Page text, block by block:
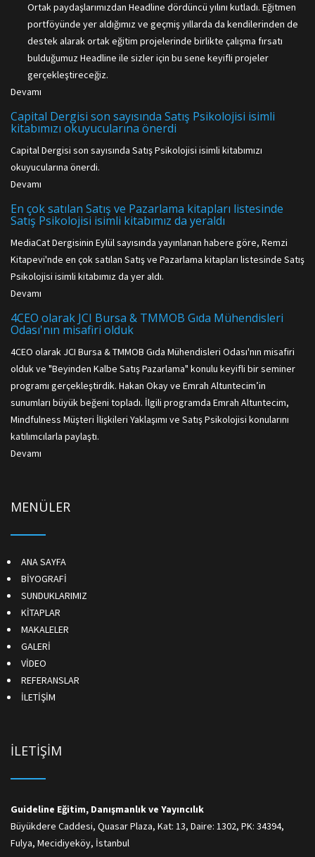
Ortak paydaşlarımızdan Headline dördüncü yılını kutladı. Eğitmen
portföyünde yer aldığımız ve geçmiş yıllarda da kendilerinden de
destek alarak ortak eğitim projelerinde birlikte çalışma fırsatı
bulduğumuz Headline ile sizler için bu sene keyifli projeler
gerçekleştireceğiz.
Devamı
Capital Dergisi son sayısında Satış Psikolojisi isimli
kitabımızı okuyucularına önerdi
Capital Dergisi son sayısında Satış Psikolojisi isimli kitabımızı
okuyucularına önerdi.
Devamı
En çok satılan Satış ve Pazarlama kitapları listesinde
Satış Psikolojisi isimli kitabımız da yeraldı
MediaCat Dergisinin Eylül sayısında yayınlanan habere göre, Remzi
Kitapevi'nde en çok satılan Satış ve Pazarlama kitapları listesinde Satış
Psikolojisi isimli kitabımız da yer aldı.
Devamı
4CEO olarak JCI Bursa & TMMOB Gıda Mühendisleri
Odası'nın misafiri olduk
4CEO olarak JCI Bursa & TMMOB Gıda Mühendisleri Odası'nın misafiri
olduk ve "Beyinden Kalbe Satış Pazarlama" konulu keyifli bir seminer
programı gerçekleştirdik. Hakan Okay ve Emrah Altuntecim’in
sunumları büyük beğeni topladı. İlgili programda Emrah Altuntecim,
Mindfulness Müşteri İlişkileri Yaklaşımı ve Satış Psikolojisi konularını
katılımcılarla paylaştı.
Devamı
MENÜLER
ANA SAYFA
BİYOGRAFİ
SUNDUKLARIMIZ
KİTAPLAR
MAKALELER
GALERİ
VİDEO
REFERANSLAR
İLETİŞİM
İLETİŞİM
Guideline Eğitim, Danışmanlık ve Yayıncılık
Büyükdere Caddesi, Quasar Plaza, Kat: 13, Daire: 1302, PK: 34394,
Fulya, Mecidiyeköy, İstanbul